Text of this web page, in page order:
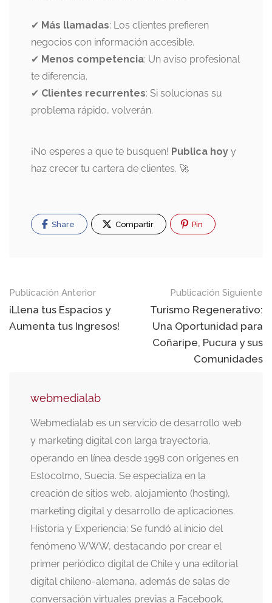
✔ Más llamadas: Los clientes prefieren
negocios con información accesible.
✔ Menos competencia: Un aviso profesional
te diferencia.
✔ Clientes recurrentes: Si solucionas su
problema rápido, volverán.
¡No esperes a que te busquen! Publica hoy y
haz crecer tu cartera de clientes. 🚀
Share Compartir Pin
Navegación
de
publicaciones
Publicación Anterior
¡Llena tus Espacios y
Aumenta tus Ingresos!
Publicación Siguiente
Turismo Regenerativo:
Una Oportunidad para
Coñaripe, Pucura y sus
Comunidades
webmedialab
Webmedialab es un servicio de desarrollo web
y marketing digital con larga trayectoria,
operando en línea desde 1998 con orígenes en
Estocolmo, Suecia. Se especializa en la
creación de sitios web, alojamiento (hosting),
marketing digital y desarrollo de aplicaciones.
Historia y Experiencia: Se fundó al inicio del
fenómeno WWW, destacando por crear el
primer periódico digital de Chile y una editorial
digital chileno-alemana, además de salas de
conversación virtuales previas a Facebook.